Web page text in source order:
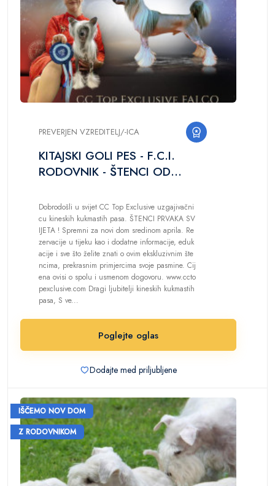
PREVERJEN VZREDITELJ/-ICA
KITAJSKI GOLI PES - F.C.I.
RODOVNIK - ŠTENCI OD
Dobrodošli u svijet CC Top Exclusive uzgajivačni
cu kineskih kukmastih pasa. ŠTENCI PRVAKA SV
IJETA ! Spremni za novi dom sredinom aprila. Re
zervacije u tijeku kao i dodatne informacije, eduk
acije i sve što želite znati o ovim ekskluzivnim šte
ncima, prekrasnim primjercima svoje pasmine. Cij
ena ovisi o spolu i usmenom dogovoru. www.ccto
pexclusive.com Dragi ljubitelji kineskih kukmastih
pasa, S ve...
Poglejte oglas
Dodajte med priljubljene
IŠČEMO NOV DOM
Z RODOVNIKOM